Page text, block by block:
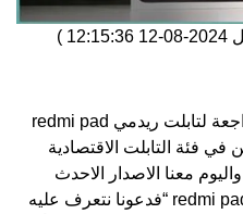
2024-08-12 12:15:36
)
لتابلت ريدمي redmi pad
فئة التابلت الاقتصادية
معنا الاصدار الاحدث
“redmi pad pro “فدعونا نتعرف عليه